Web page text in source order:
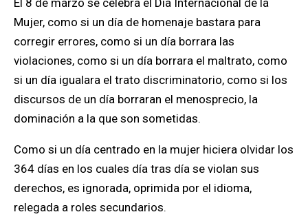
El 8 de marzo se celebra el Día Internacional de la
Mujer, como si un día de homenaje bastara para
corregir errores, como si un día borrara las
violaciones, como si un día borrara el maltrato, como
si un día igualara el trato discriminatorio, como si los
discursos de un día borraran el menosprecio, la
dominación a la que son sometidas.
Como si un día centrado en la mujer hiciera olvidar los
364 días en los cuales día tras día se violan sus
derechos, es ignorada, oprimida por el idioma,
relegada a roles secundarios.